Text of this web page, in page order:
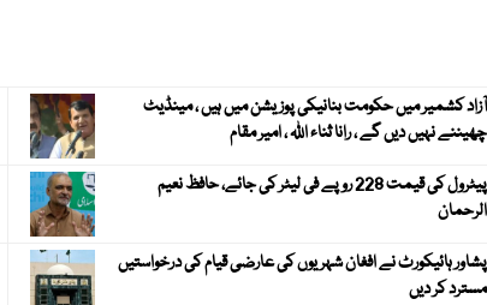
آزاد کشمیر میں حکومت بنانیکی پوزیشن میں ہیں ، مینڈیٹ
چھیننے نہیں دیں گے ، رانا ثناء اللہ ، امیر مقام
پیٹرول کی قیمت 228 روپے فی لیٹر کی جائے، حافظ نعیم
الرحمان
پشاور ہائیکورٹ نے افغان شہریوں کی عارضی قیام کی درخواستیں
مسترد کر دیں